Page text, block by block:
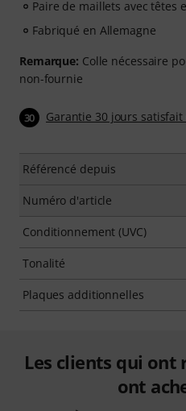
Paire de maillets avec têtes
Fabriqué en Allemagne
Remarque: Colle nécessaire
non-fournie
30 Garantie 30 jours
Référencé depuis
Numéro d'article
Conditionnement (UVC)
Tonalité
Plaques additionnelles
Les clients qui ont
ont